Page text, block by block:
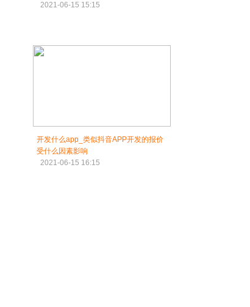
2021-06-15 15:15
开发什么app_类似抖音APP开发的报价
受什么因素影响
2021-06-15 16:15